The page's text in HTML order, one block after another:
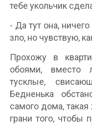
тебе укольчик
- Да тут она,
зло, но чувствую,
Прохожу в
обоями, вместо
тусклые,
Бедненька
самого дома,
грани того, чтобы